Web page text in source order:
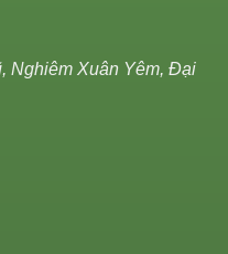
Nghiêm Xuân Yêm, Đại